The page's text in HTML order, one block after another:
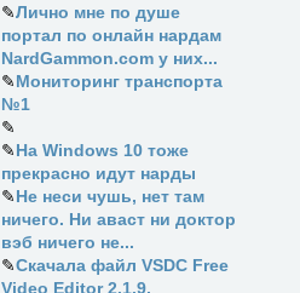
✎Лично мне по душе
портал по онлайн нардам
NardGammon.com у них...
✎Мониторинг транспорта
№1
✎
✎На Windows 10 тоже
прекрасно идут нарды
✎Не неси чушь, нет там
ничего. Ни аваст ни доктор
вэб ничего не...
✎Скачала файл VSDC Free
Video Editor 2.1.9,